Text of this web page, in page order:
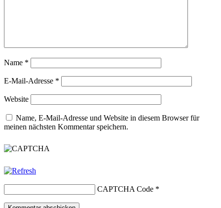
Name *
E-Mail-Adresse *
Website
Name, E-Mail-Adresse und Website in diesem Browser für
meinen nächsten Kommentar speichern.
CAPTCHA Code *